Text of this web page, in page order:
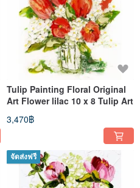
Tulip Painting Floral Original
Art Flower lilac 10 x 8 Tulip Art
3,470฿
จัดส่งฟรี